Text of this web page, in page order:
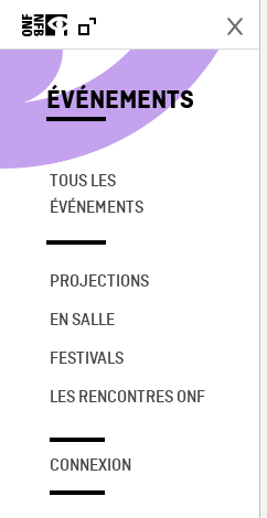
ÉVÉNEMENTS
TOUS LES
ÉVÉNEMENTS
PROJECTIONS
EN SALLE
FESTIVALS
LES RENCONTRES ONF
CONNEXION